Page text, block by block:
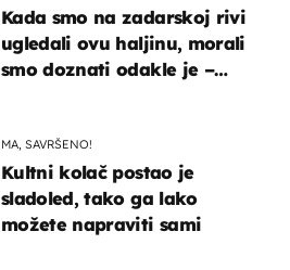
Kada smo na zadarskoj rivi
ugledali ovu haljinu, morali
smo doznati odakle je –
MA, SAVRŠENO!
Kultni kolač postao je
sladoled, tako ga lako
možete napraviti sami